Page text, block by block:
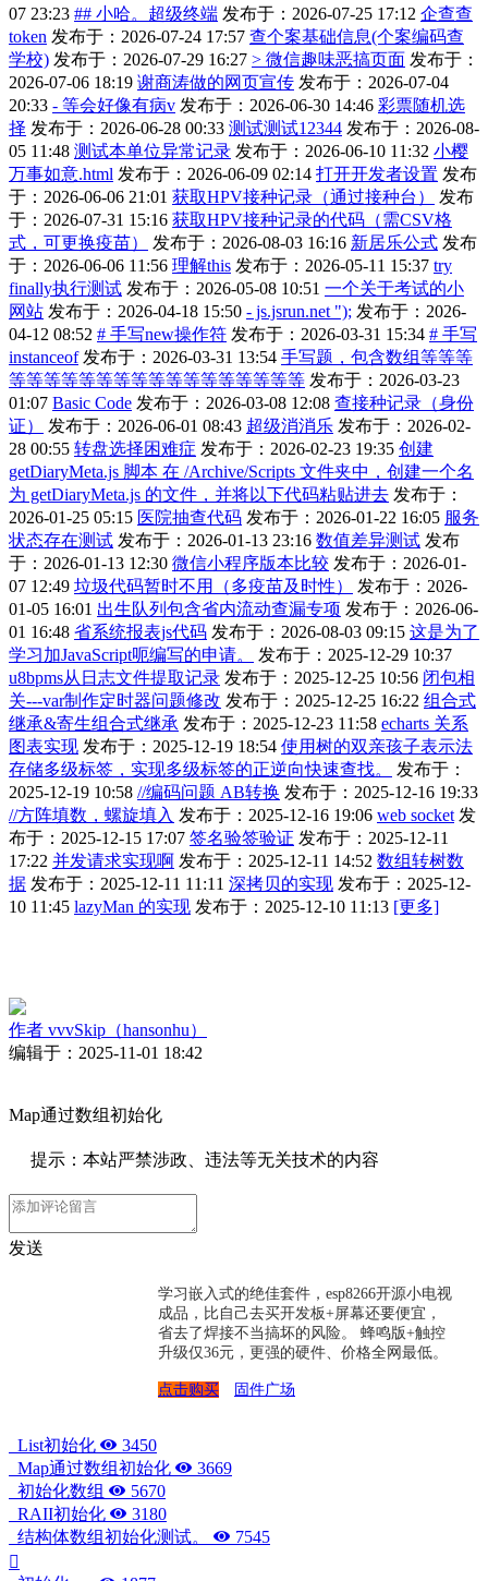
07 23:23 ## 小哈。超级终端 发布于：2026-07-25 17:12 企查查
token 发布于：2026-07-24 17:57 查个案基础信息(个案编码查
学校) 发布于：2026-07-29 16:27 > 微信趣味恶搞页面 发布于：
2026-07-06 18:19 谢商涛做的网页宣传 发布于：2026-07-04
20:33 - 等会好像有病v 发布于：2026-06-30 14:46 彩票随机选
择 发布于：2026-06-28 00:33 测试测试12344 发布于：2026-08-
05 11:48 测试本单位异常记录 发布于：2026-06-10 11:32 小樱
万事如意.html 发布于：2026-06-09 02:14 打开开发者设置 发布
于：2026-06-06 21:01 获取HPV接种记录（通过接种台）
发布
于：2026-07-31 15:16 获取HPV接种记录的代码（需CSV格
式，可更换疫苗）
发布于：2026-08-03 16:16 新居乐公式 发布
于：2026-06-06 11:56 理解this 发布于：2026-05-11 15:37 try
finally执行测试 发布于：2026-05-08 10:51 一个关于考试的小
网站 发布于：2026-04-18 15:50 - js.jsrun.net "); 发布于：2026-
04-12 08:52 # 手写new操作符 发布于：2026-03-31 15:34 # 手写
instanceof 发布于：2026-03-31 13:54 手写题，包含数组等等等
等等等等等等等等等等等等等等等等等 发布于：2026-03-23
01:07 Basic Code 发布于：2026-03-08 12:08 查接种记录（身份
证）
发布于：2026-06-01 08:43 超级消消乐 发布于：2026-02-
28 00:55 转盘选择困难症 发布于：2026-02-23 19:35 创建
getDiaryMeta.js 脚本 在 /Archive/Scripts 文件夹中，创建一个名
为 getDiaryMeta.js 的文件，并将以下代码粘贴进去 发布于：
2026-01-25 05:15 医院抽查代码 发布于：2026-01-22 16:05 服务
状态存在测试 发布于：2026-01-13 23:16 数值差异测试 发布
于：2026-01-13 12:30 微信小程序版本比较 发布于：2026-01-
07 12:49 垃圾代码暂时不用（多疫苗及时性）
发布于：2026-
01-05 16:01 出生队列包含省内流动查漏专项 发布于：2026-06-
01 16:48 省系统报表js代码 发布于：2026-08-03 09:15 这是为了
学习加JavaScript呃编写的申请。
发布于：2025-12-29 10:37
u8bpms从日志文件提取记录 发布于：2025-12-25 10:56 闭包相
关---var制作定时器问题修改 发布于：2025-12-25 16:22 组合式
继承&寄生组合式继承 发布于：2025-12-23 11:58 echarts 关系
图表实现 发布于：2025-12-19 18:54 使用树的双亲孩子表示法
存储多级标签，实现多级标签的正逆向快速查找。
发布于：
2025-12-19 10:58 //编码问题 AB转换 发布于：2025-12-16 19:33
//方阵填数，螺旋填入 发布于：2025-12-16 19:06 web socket 发
布于：2025-12-15 17:07 签名验签验证 发布于：2025-12-11
17:22 并发请求实现啊 发布于：2025-12-11 14:52 数组转树数
据 发布于：2025-12-11 11:11 深拷贝的实现 发布于：2025-12-
10 11:45 lazyMan 的实现 发布于：2025-12-10 11:13 [更多]
作者 vvvSkip（hansonhu）
编辑于：2025-11-01 18:42
Map通过数组初始化
提示：本站严禁涉政、违法等无关技术的内容
发送
学习嵌入式的绝佳套件，esp8266开源小电视
成品，比自己去买开发板+屏幕还要便宜，
省去了焊接不当搞坏的风险。 蜂鸣版+触控
升级仅36元，更强的硬件、价格全网最低。
点击购买 固件广场
List初始化
3450
Map通过数组初始化
3669
初始化数组
5670
RAII初始化
3180
结构体数组初始化测试。
7545